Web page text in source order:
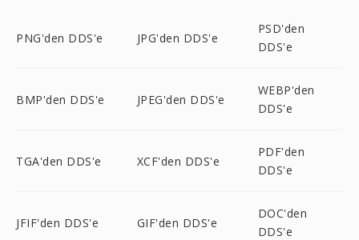
PNG'den DDS'e JPG'den DDS'e
PSD'den
DDS'e
BMP'den DDS'e JPEG'den DDS'e
WEBP'den
DDS'e
TGA'den DDS'e XCF'den DDS'e
PDF'den
DDS'e
JFIF'den DDS'e GIF'den DDS'e
DOC'den
DDS'e